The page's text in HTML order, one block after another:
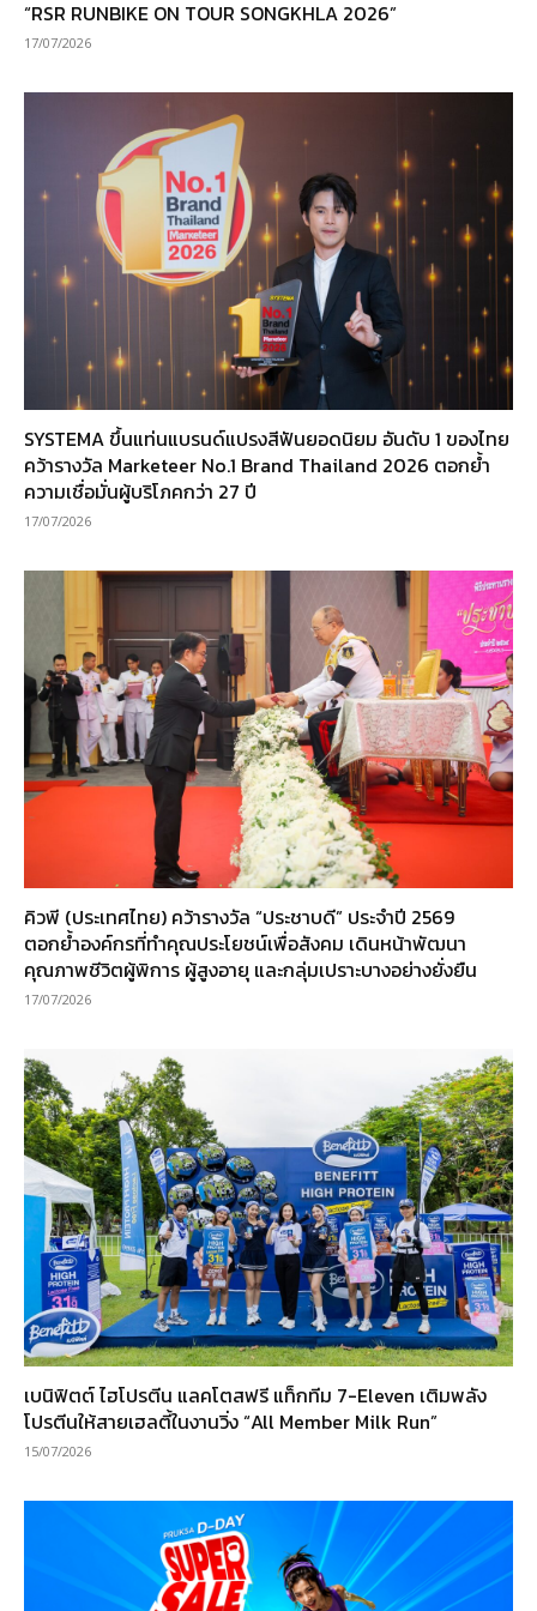
“RSR RUNBIKE ON TOUR SONGKHLA 2026”
17/07/2026
SYSTEMA ขึ้นแท่นแบรนด์แปรงสีฟันยอดนิยม อันดับ 1 ของไทย
คว้ารางวัล Marketeer No.1 Brand Thailand 2026 ตอกย้ำ
ความเชื่อมั่นผู้บริโภคกว่า 27 ปี
17/07/2026
คิวพี (ประเทศไทย) คว้ารางวัล “ประชาบดี” ประจำปี 2569
ตอกย้ำองค์กรที่ทำคุณประโยชน์เพื่อสังคม เดินหน้าพัฒนา
คุณภาพชีวิตผู้พิการ ผู้สูงอายุ และกลุ่มเปราะบางอย่างยั่งยืน
17/07/2026
เบนิฟิตต์ ไฮโปรตีน แลคโตสฟรี แท็กทีม 7-Eleven เติมพลัง
โปรตีนให้สายเฮลตี้ในงานวิ่ง “All Member Milk Run”
15/07/2026